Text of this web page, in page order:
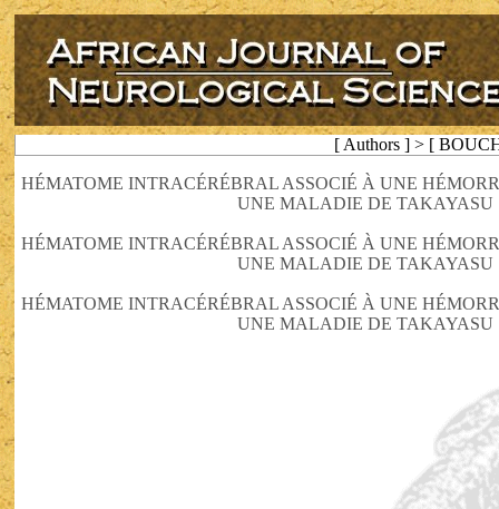
[ Authors ] > [
HÉMATOME INTRACÉRÉBRAL ASSOCIÉ À UNE
UNE MALADIE DE TAKAYASU
HÉMATOME INTRACÉRÉBRAL ASSOCIÉ À UNE
UNE MALADIE DE TAKAYASU
HÉMATOME INTRACÉRÉBRAL ASSOCIÉ À UNE
UNE MALADIE DE TAKAYASU